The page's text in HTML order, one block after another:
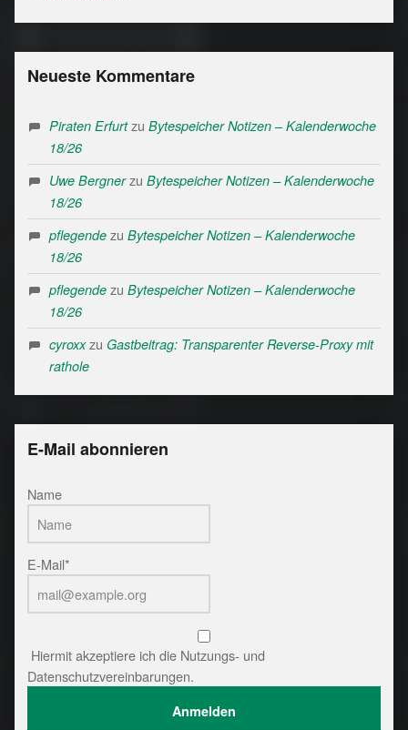
Neueste Kommentare
Piraten Erfurtzu Bytespeicher Notizen – Kalenderwoche
18/26
Uwe Bergnerzu Bytespeicher Notizen – Kalenderwoche
18/26
pflegendezu Bytespeicher Notizen – Kalenderwoche
18/26
pflegendezu Bytespeicher Notizen – Kalenderwoche
18/26
cyroxxzu Gastbeitrag: Transparenter Reverse-Proxy mit
rathole
E-Mail abonnieren
Name
E-Mail*
Hiermit akzeptiere ich die Nutzungs- und
Datenschutzvereinbarungen.